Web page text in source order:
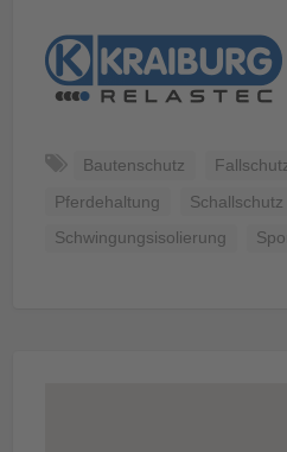
Bautenschutz
Pferdehaltung Schallschutz
Schwingungsisolierung